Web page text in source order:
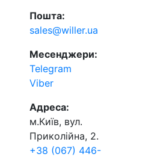
Пошта:
sales@willer.ua
Месенджери:
Telegram
Viber
Адреса:
м.Київ, вул.
Приколійна, 2.
+38 (067) 446-